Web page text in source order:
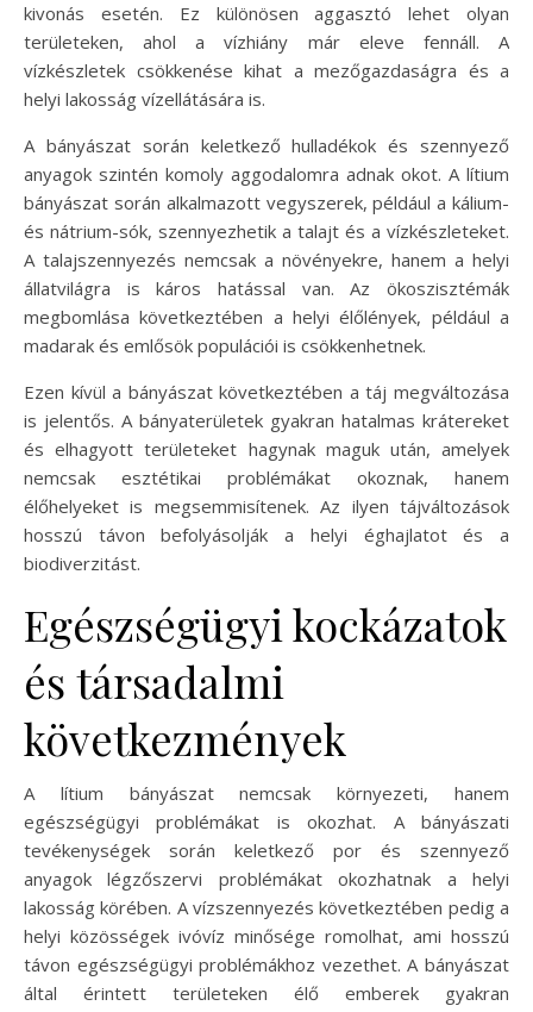
kivonás esetén. Ez különösen aggasztó lehet olyan
területeken, ahol a vízhiány már eleve fennáll. A
vízkészletek csökkenése kihat a mezőgazdaságra és a
helyi lakosság vízellátására is.
A bányászat során keletkező hulladékok és szennyező
anyagok szintén komoly aggodalomra adnak okot. A lítium
bányászat során alkalmazott vegyszerek, például a kálium-
és nátrium-sók, szennyezhetik a talajt és a vízkészleteket.
A talajszennyezés nemcsak a növényekre, hanem a helyi
állatvilágra is káros hatással van. Az ökoszisztémák
megbomlása következtében a helyi élőlények, például a
madarak és emlősök populációi is csökkenhetnek.
Ezen kívül a bányászat következtében a táj megváltozása
is jelentős. A bányaterületek gyakran hatalmas krátereket
és elhagyott területeket hagynak maguk után, amelyek
nemcsak esztétikai problémákat okoznak, hanem
élőhelyeket is megsemmisítenek. Az ilyen tájváltozások
hosszú távon befolyásolják a helyi éghajlatot és a
biodiverzitást.
Egészségügyi kockázatok
és társadalmi
következmények
A lítium bányászat nemcsak környezeti, hanem
egészségügyi problémákat is okozhat. A bányászati
tevékenységek során keletkező por és szennyező
anyagok légzőszervi problémákat okozhatnak a helyi
lakosság körében. A vízszennyezés következtében pedig a
helyi közösségek ivóvíz minősége romolhat, ami hosszú
távon egészségügyi problémákhoz vezethet. A bányászat
által érintett területeken élő emberek gyakran